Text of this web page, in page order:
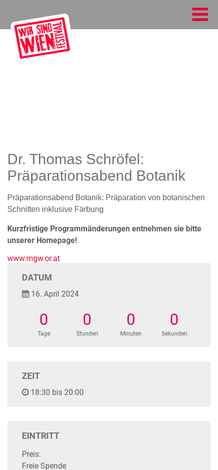
Dr. Thomas Schröfel:
Präparationsabend Botanik
Präparationsabend Botanik: Präparation von botanischen
Schnitten inklusive Färbung
Kurzfristige Programmänderungen entnehmen sie bitte
unserer Homepage!
www.mgw.or.at
DATUM
16. April 2024
0
Tage
0
Stunden
0
Minuten
0
Sekunden
ZEIT
18:30 bis 20:00
EINTRITT
Preis:
Freie Spende